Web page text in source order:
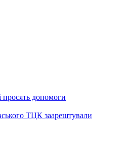
просять допомоги
ТЦК заарештували